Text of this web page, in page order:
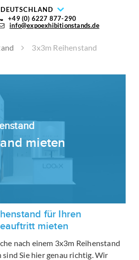
DEUTSCHLAND
+49 (0) 6227 877-290
info@expoexhibitionstands.de
3x3m Reihenstand
mieten
für Ihren
mieten
nach einem 3x3m Reihenstand
Sie hier genau richtig. Wir